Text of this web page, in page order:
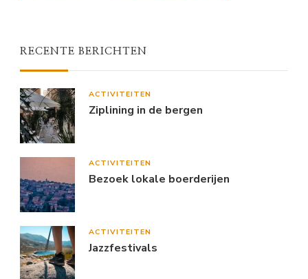
RECENTE BERICHTEN
ACTIVITEITEN
Ziplining in de bergen
ACTIVITEITEN
Bezoek lokale boerderijen
ACTIVITEITEN
Jazzfestivals